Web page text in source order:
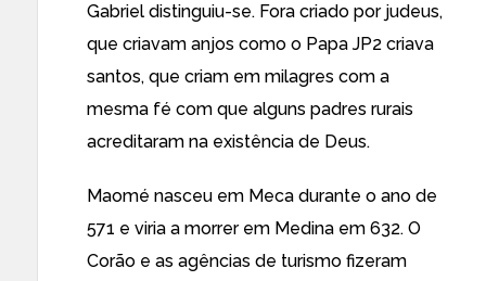
Gabriel distinguiu-se. Fora criado por judeus,
que criavam anjos como o Papa JP2 criava
santos, que criam em milagres com a
mesma fé com que alguns padres rurais
acreditaram na existência de Deus.
Maomé nasceu em Meca durante o ano de
571 e viria a morrer em Medina em 632. O
Corão e as agências de turismo fizeram